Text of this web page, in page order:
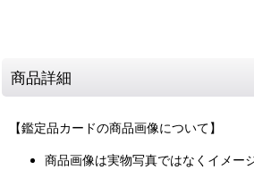
商品詳細
【鑑定品カードの商品画像について】
商品画像は実物写真ではなくイメー